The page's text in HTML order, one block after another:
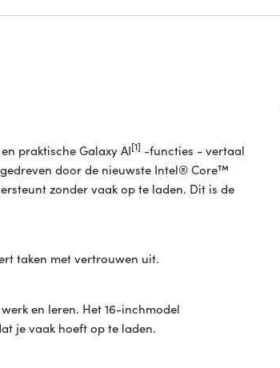
praktische Galaxy AI[1] -functies - vertaal
door de nieuwste Intel® Core™
zonder vaak op te laden. Dit is de
taken met vertrouwen uit.
en leren. Het 16-inchmodel
je vaak hoeft op te laden.